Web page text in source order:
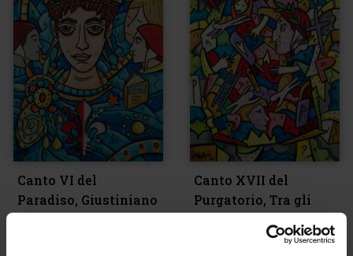
Canto VI del
Paradiso, Giustiniano
Canto XVII del
Purgatorio, Tra gli